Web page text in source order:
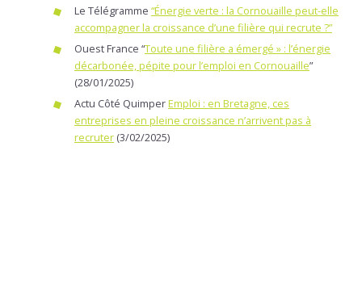
Le Télégramme “Énergie verte : la Cornouaille peut-elle
accompagner la croissance d’une filière qui recrute ?”
Ouest France “Toute une filière a émergé » : l’énergie
décarbonée, pépite pour l’emploi en Cornouaille”
(28/01/2025)
Actu Côté QuimperEmploi : en Bretagne, ces
entreprises en pleine croissance n’arrivent pas à
recruter (3/02/2025)